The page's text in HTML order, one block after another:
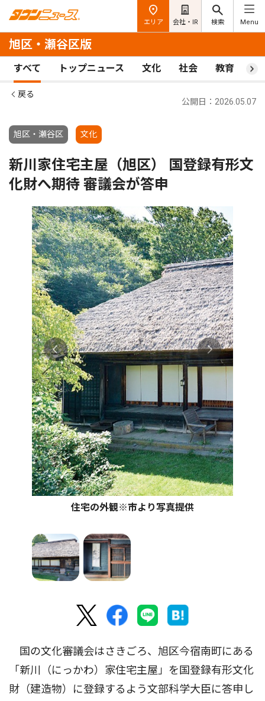
エリア 会社・IR 検索 Menu
旭区・瀬谷区版
すべて トップニュース 文化 社会 教育 ス
戻る
旭区・瀬谷区 文化
公開日：2026.05.07
新川家住宅主屋（旭区） 国登録有形文
化財へ期待 審議会が答申
住宅の外観※市より写真提供
国の文化審議会はさきごろ、旭区今宿南町にある
「新川（にっかわ）家住宅主屋」を国登録有形文化
財（建造物）に登録するよう文部科学大臣に答申し